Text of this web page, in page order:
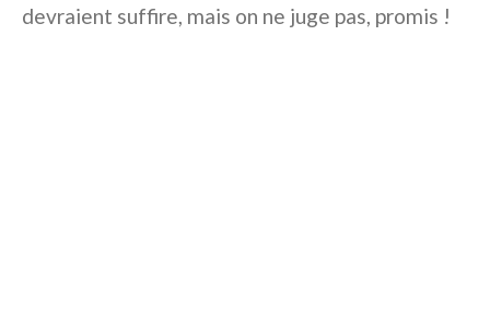
devraient suffire, mais on ne juge pas, promis !